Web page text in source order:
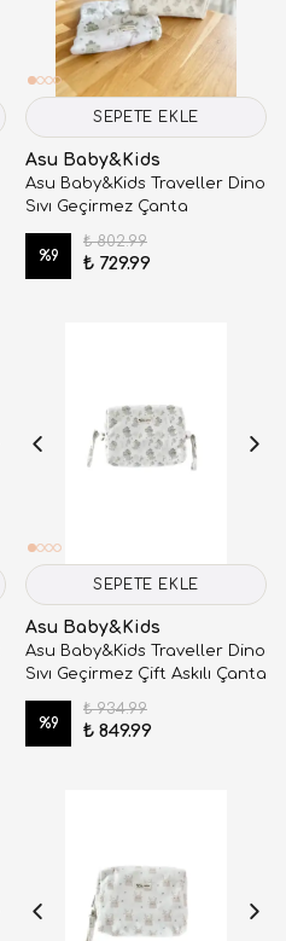
SEPETE EKLE
Asu Baby&Kids
Asu Baby&Kids Traveller Dino
Sıvı Geçirmez Çanta
%9
₺ 802.99
₺ 729.99
SEPETE EKLE
Asu Baby&Kids
Asu Baby&Kids Traveller Dino
Sıvı Geçirmez Çift Askılı Çanta
%9
₺ 934.99
₺ 849.99